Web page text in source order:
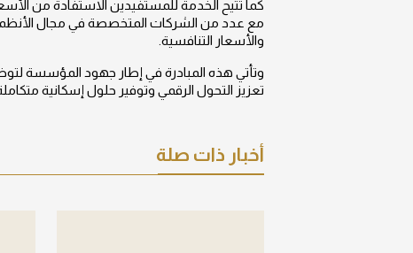
كما تتيح الخدمة للمستفيدين الاستفادة من
مع عدد من الشركات المتخصصة في مجال الأنظمة
والأسعار التنافسية.
وتأتي هذه المبادرة في إطار جهود المؤسسة
تعزيز التحول الرقمي وتوفير حلول إسكانية
أخبار ذات صلة